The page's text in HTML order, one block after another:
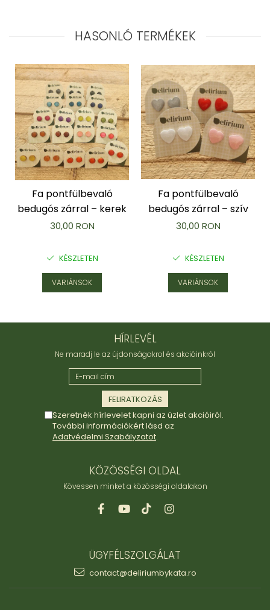
HASONLÓ TERMÉKEK
Fa pontfülbevaló
bedugós zárral – kerek
30,00 RON
KÉSZLETEN
VARIÁNSOK
Fa pontfülbevaló
bedugós zárral – szív
30,00 RON
KÉSZLETEN
VARIÁNSOK
HÍRLEVÉL
Ne maradj le az újdonságokrol és akcióinkról
Szeretnék hírlevelet kapni az üzlet akcióiról.
További információkért lásd az
Adatvédelmi Szabályzatot.
KÖZÖSSÉGI OLDAL
Kövessen minket a közösségi oldalakon
ÜGYFÉLSZOLGÁLAT
contact@deliriumbykata.ro